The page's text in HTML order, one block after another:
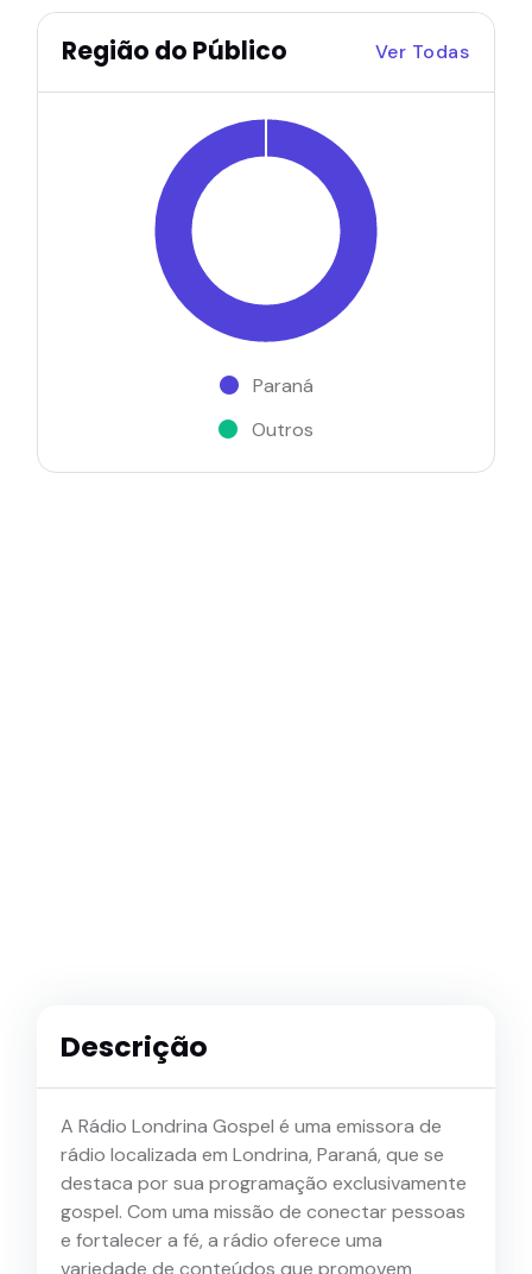
Região do Público Ver Todas
Paraná
Outros
Descrição
A Rádio Londrina Gospel é uma emissora de
rádio localizada em Londrina, Paraná, que se
destaca por sua programação exclusivamente
gospel. Com uma missão de conectar pessoas
e fortalecer a fé, a rádio oferece uma
variedade de conteúdos que promovem